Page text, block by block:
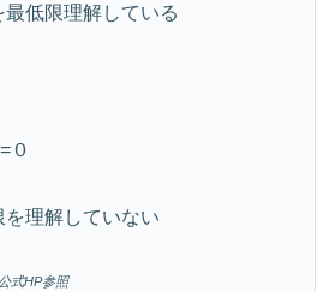
低限理解している
０
理解していない
式HP参照